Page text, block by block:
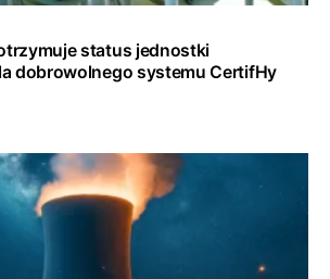
status jednostki
dobrowolnego systemu CertifHy